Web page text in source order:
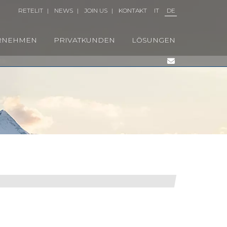
PRIVATKUNDEN LÖSUNGEN
RETELIT | NEWS | JOIN US | KONTAKT IT DE